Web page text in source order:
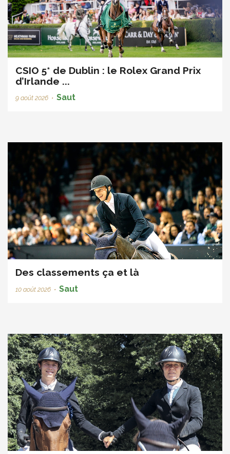
CSIO 5* de Dublin : le Rolex Grand Prix
d’Irlande ...
9 août 2026 • Saut
Des classements ça et là
10 août 2026 • Saut